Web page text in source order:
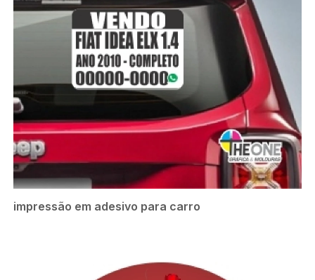
impressão em adesivo para carro